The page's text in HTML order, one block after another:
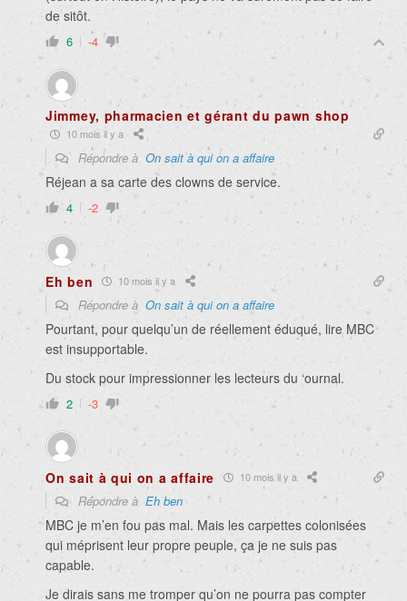
de sitôt.
6 -4
Jimmey, pharmacien et gérant du pawn shop
10 mois il y a
Répondre à On sait à qui on a affaire
Réjean a sa carte des clowns de service.
4 -2
Eh ben 10 mois il y a
Répondre à On sait à qui on a affaire
Pourtant, pour quelqu’un de réellement éduqué, lire MBC
est insupportable.
Du stock pour impressionner les lecteurs du ‘ournal.
2 -3
On sait à qui on a affaire 10 mois il y a
Répondre à Eh ben
MBC je m’en fou pas mal. Mais les carpettes colonisées
qui méprisent leur propre peuple, ça je ne suis pas
capable.
Je dirais sans me tromper qu’on ne pourra pas compter